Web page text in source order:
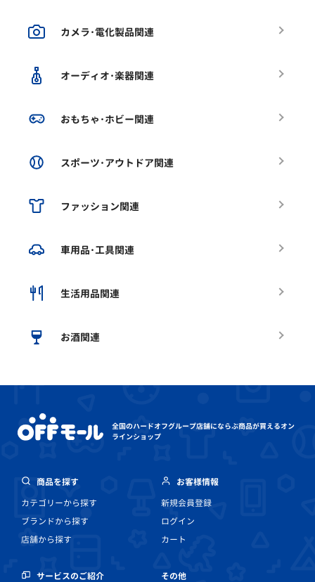
カメラ･電化製品関連
オーディオ･楽器関連
おもちゃ･ホビー関連
スポーツ･アウトドア関連
ファッション関連
車用品･工具関連
生活用品関連
お酒関連
全国のハードオフグループ店舗にならぶ商品が買えるオン
ラインショップ
商品を探す
カテゴリーから探す
ブランドから探す
店舗から探す
お客様情報
新規会員登録
ログイン
カート
サービスのご紹介 その他